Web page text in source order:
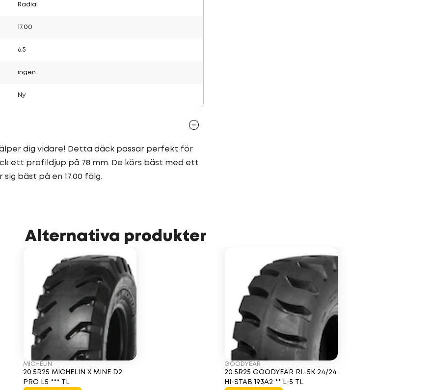
Radial
17.00
6.5
ingen
Ny
dig vidare! Detta däck passar perfekt för
ett profildjup på 78 mm. De körs bäst med ett
sig bäst på en 17.00 fälg.
Alternativa produkter
MICHELIN
20.5R25 MICHELIN X MINE D2
PRO L5 *** TL
GOODYEAR
20.5R25 GOODYEAR RL-5K 24/24
HI-STAB 193A2 ** L-5 TL